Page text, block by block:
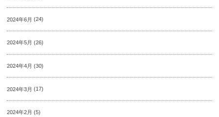
2024年6月 (24)
2024年5月 (26)
2024年4月 (30)
2024年3月 (17)
2024年2月 (5)